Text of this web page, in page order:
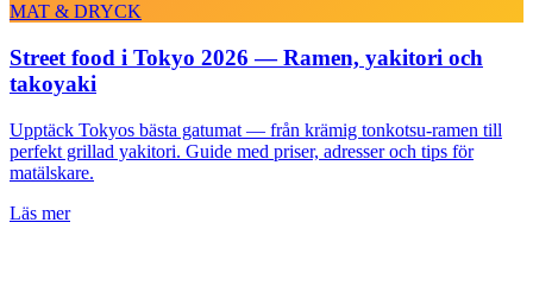
MAT & DRYCK
Street food i Tokyo 2026 — Ramen, yakitori och
takoyaki
Upptäck Tokyos bästa gatumat — från krämig tonkotsu-ramen till
perfekt grillad yakitori. Guide med priser, adresser och tips för
matälskare.
Läs mer